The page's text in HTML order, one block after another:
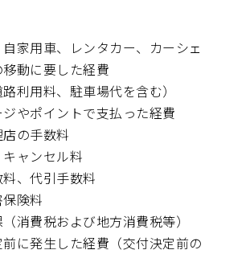
家用車、レンタカー、カーシェ
動に要した経費
路利用料、駐車場代を含む）
やポイントで支払った経費
の手数料
ャンセル料
、代引手数料
険料
消費税および地方消費税等）
に発生した経費（交付決定前の